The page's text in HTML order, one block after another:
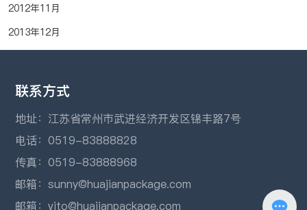
2012年11月
2013年12月
联系方式
地址：江苏省常州市武进经济开发区锦丰路7号
电话：0519-83888828
传真：0519-83888968
邮箱：sunny@huajianpackage.com
邮箱：vito@huajianpackage.com